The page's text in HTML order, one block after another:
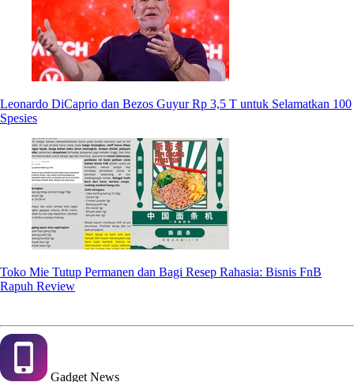
Leonardo DiCaprio dan Bezos Guyur Rp 3,5 T untuk Selamatkan 100
Spesies
Toko Mie Tutup Permanen dan Bagi Resep Rahasia: Bisnis FnB
Rapuh Review
Gadget News